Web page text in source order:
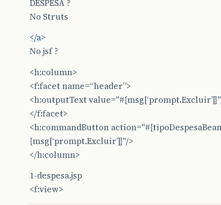
DESPESA ?
No Struts
</a>
No jsf ?
<h:column>
<f:facet name=“header”>
<h:outputText
</f:facet>
<h:commandButton
{msg[‘prompt.Excluir’]}"/>
</h:column>
1-despesa.jsp
<f:view>